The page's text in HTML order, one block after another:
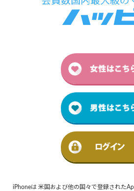
iPhoneは 米国および他の国々で登録された